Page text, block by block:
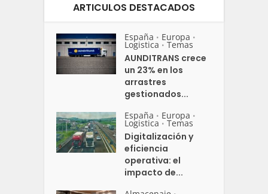
ARTICULOS DESTACADOS
España • Europa •
Logistica • Temas
AUNDITRANS crece
un 23% en los
arrastres
gestionados...
España • Europa •
Logistica • Temas
Digitalización y
eficiencia
operativa: el
impacto de...